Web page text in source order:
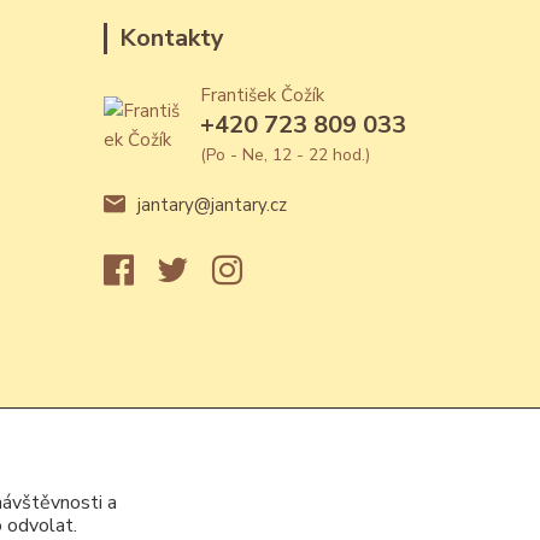
Kontakty
František Čožík
+420 723 809 033
(Po - Ne, 12 - 22 hod.)
jantary@jantary.cz
a
odvolat.